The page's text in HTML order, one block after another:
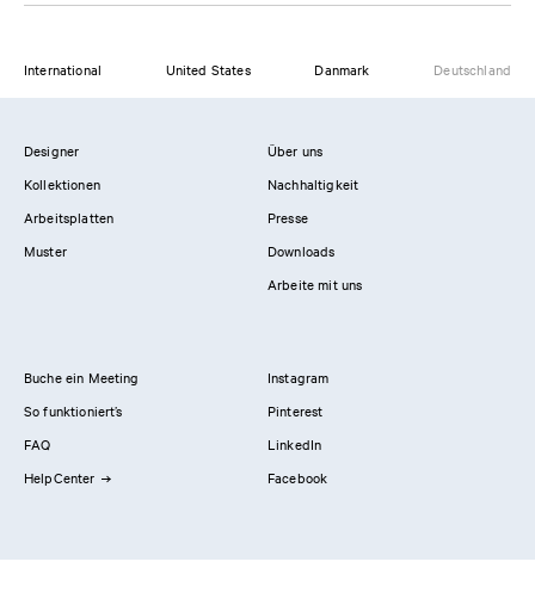
International United States Danmark Deutschland
Designer
Kollektionen
Arbeitsplatten
Muster
Über uns
Nachhaltigkeit
Presse
Downloads
Arbeite mit uns
Buche ein Meeting
So funktioniert’s
FAQ
HelpCenter
Instagram
Pinterest
LinkedIn
Facebook